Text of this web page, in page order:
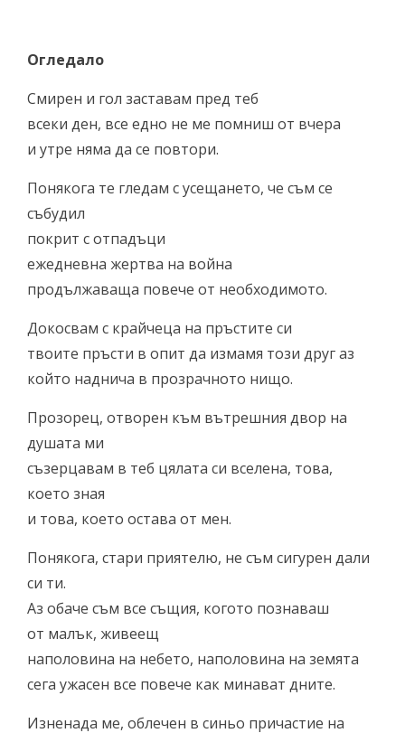
Огледало
Смирен и гол заставам пред теб
всеки ден, все едно не ме помниш от вчера
и утре няма да се повтори.
Понякога те гледам с усещането, че съм се
събудил
покрит с отпадъци
ежедневна жертва на война
продължаваща повече от необходимото.
Докосвам с крайчеца на пръстите си
твоите пръсти в опит да измамя този друг аз
който наднича в прозрачното нищо.
Прозорец, отворен към вътрешния двор на
душата ми
съзерцавам в теб цялата си вселена, това,
което зная
и това, което остава от мен.
Понякога, стари приятелю, не съм сигурен дали
си ти.
Аз обаче съм все същия, когото познаваш
от малък, живеещ
наполовина на небето, наполовина на земята
сега ужасен все повече как минават дните.
Изненада ме, облечен в синьо причастие на